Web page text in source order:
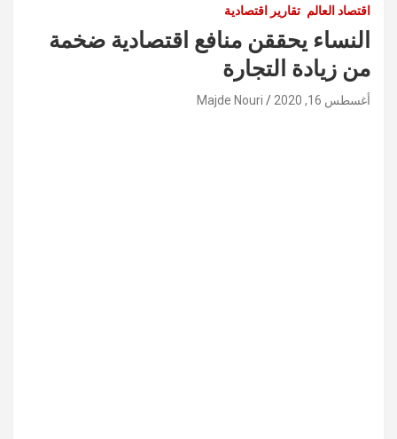
اقتصاد العالم تقارير اقتصادية
النساء يحققن منافع اقتصادية ضخمة
من زيادة التجارة
أغسطس 16, 2020 Majde Nouri